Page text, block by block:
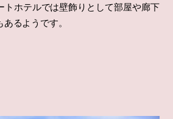
トホテルでは壁飾りとして部屋や廊下
るようです。